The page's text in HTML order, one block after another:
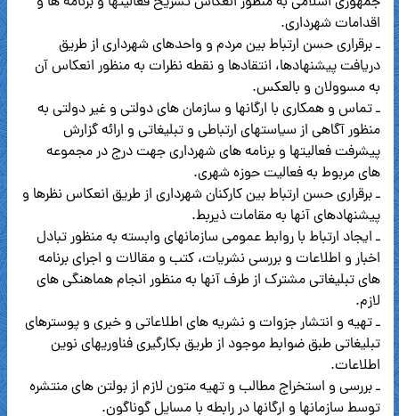
اقدامات شهرداری.
ـ برقراری حسن ارتباط بین مردم و واحدهای شهرداری از طریق
دریافت پیشنهادها، انتقادها و نقطه نظرات به منظور انعکاس آن
به مسوولان و بالعکس.
ـ تماس و همکاری با ارگانها و سازمان های دولتی و غیر دولتی به
منظور آگاهی از سیاستهای ارتباطی و تبلیغاتی و ارائه گزارش
پیشرفت فعالیتها و برنامه های شهرداری جهت درج در مجموعه
های مربوط به فعالیت حوزه شهری.
ـ برقراری حسن ارتباط بین کارکنان شهرداری از طریق انعکاس نظرها و
پیشنهادهای آنها به مقامات ذیربط.
ـ ایجاد ارتباط با روابط عمومی سازمانهای وابسته به منظور تبادل
اخبار و اطلاعات و بررسی نشریات، کتب و مقالات و اجرای برنامه
های تبلیغاتی مشترک از طرف آنها به منظور انجام هماهنگی های
لازم.
ـ تهیه و انتشار جزوات و نشریه های اطلاعاتی و خبری و پوسترهای
تبلیغاتی طبق ضوابط موجود از طریق بکارگیری فناوریهای نوین
اطلاعات.
ـ بررسی و استخراج مطالب و تهیه متون لازم از بولتن های منتشره
توسط سازمانها و ارگانها در رابطه با مسایل گوناگون.